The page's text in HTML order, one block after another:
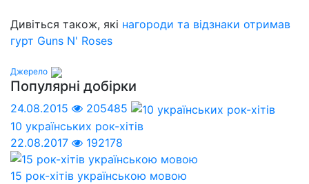
Дивіться також, які нагороди та відзнаки отримав
гурт Guns N' Roses
Джерело
Популярні добірки
24.08.2015
205485
10 українських рок-хітів
22.08.2017
192178
15 рок-хітів українською мовою